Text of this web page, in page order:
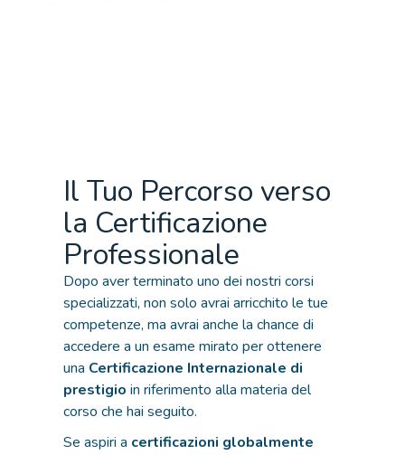
Il Tuo Percorso verso
la Certificazione
Professionale
Dopo aver terminato uno dei nostri corsi
specializzati, non solo avrai arricchito le tue
competenze, ma avrai anche la chance di
accedere a un esame mirato per ottenere
una Certificazione Internazionale di
prestigio in riferimento alla materia del
corso che hai seguito.
Se aspiri a certificazioni globalmente